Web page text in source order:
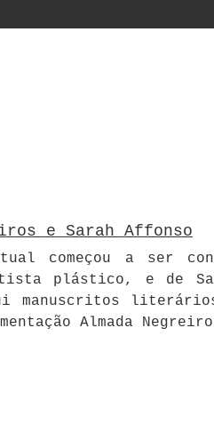
e Sarah Affonso
começou a ser
plástico, e de
manuscritos
Almada